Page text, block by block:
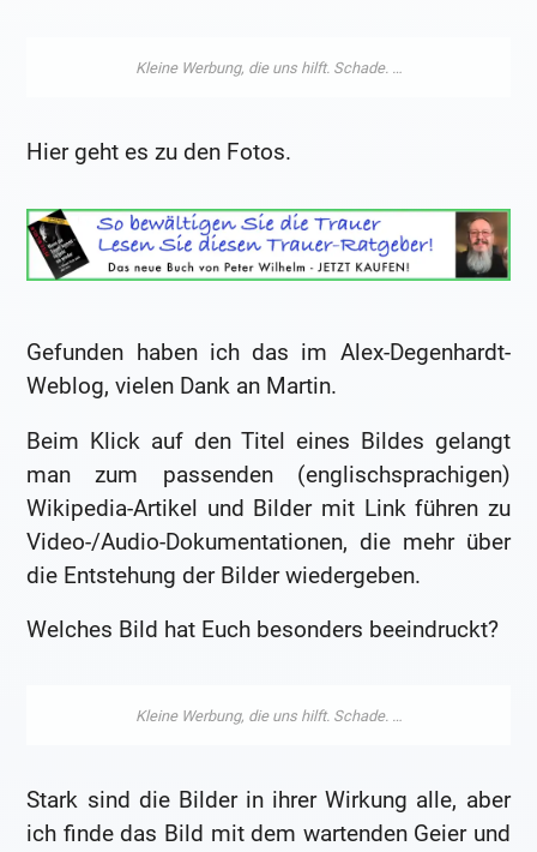
Hier geht es zu den Fotos.
Gefunden haben ich das im Alex-Degenhardt-
Weblog, vielen Dank an Martin.
Beim Klick auf den Titel eines Bildes gelangt
man zum passenden (englischsprachigen)
Wikipedia-Artikel und Bilder mit Link führen zu
Video-/Audio-Dokumentationen, die mehr über
die Entstehung der Bilder wiedergeben.
Welches Bild hat Euch besonders beeindruckt?
Stark sind die Bilder in ihrer Wirkung alle, aber
ich finde das Bild mit dem wartenden Geier und